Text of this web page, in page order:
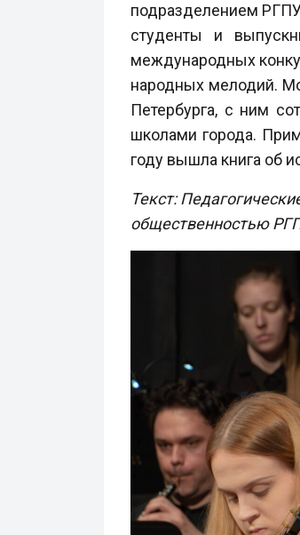
подразделением
студенты и
международных
народных мелодий.
Петербурга, с ним
школами города.
году вышла книга об
Текст:
общественностью